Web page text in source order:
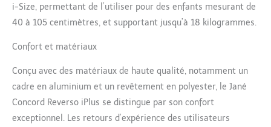
même pour les plus petits
bébés [SÉCURITÉ MAXIMALE]
l’inclinaison du dossier et la
hauteur de l’appui-tête
L’installation est facilitée par
le système d’ancrage Isofix
avec adaptation
i-Size, permettant de l’utiliser pour des enfants mesurant de
40 à 105 centimètres, et supportant jusqu’à 18 kilogrammes.
Confort et matériaux
Conçu avec des matériaux de haute qualité, notamment un
cadre en aluminium et un revêtement en polyester, le Jané
Concord Reverso iPlus se distingue par son confort
exceptionnel. Les retours d’expérience des utilisateurs